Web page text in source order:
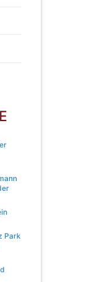
Park